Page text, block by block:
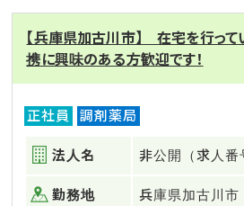
【兵庫県加古川市】 在宅を行っ
携に興味のある方歓迎です！
正社員 調剤薬局
法人名 非公開（求人番
勤務地 兵庫県加古川市